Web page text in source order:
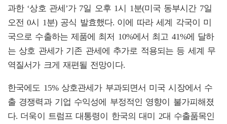
과한 ‘상호 관세’가 7일 오후 1시 1분(미국 동부시간 7일
오전 0시 1분) 공식 발효했다. 이에 따라 세계 각국이 미
국으로 수출하는 제품에 최저 10%에서 최고 41%에 달하
는 상호 관세가 기존 관세에 추가로 적용되는 등 세계 무
역질서가 크게 재편될 전망이다.
한국에도 15% 상호관세가 부과되면서 미국 시장에서 수
출 경쟁력과 기업 수익성에 부정적인 영향이 불가피해졌
다. 더욱이 트럼프 대통령이 한국의 대미 2대 수출품목인